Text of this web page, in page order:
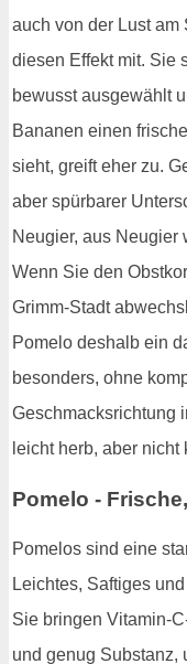
auch von der Lust
diesen Effekt mit. Sie
bewusst ausgewählt
Bananen einen
sieht, greift eher zu.
aber spürbarer
Neugier, aus Neugier
Wenn Sie den
Grimm-Stadt
Pomelo deshalb ein
besonders, ohne
Geschmacksrichtung
leicht herb, aber
Pomelo -
Pomelos sind eine
Leichtes, Saftiges
Sie bringen Vitamin-
und genug Substanz,